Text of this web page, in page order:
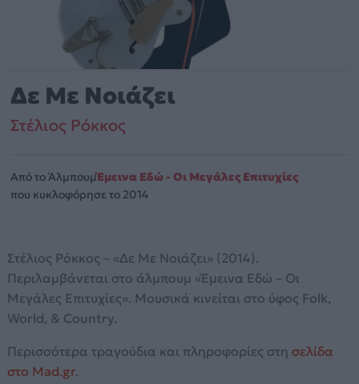
Δε Με Νοιάζει
Στέλιος Ρόκκος
Από το ΆλμπουμΈμεινα Εδώ - Οι Μεγάλες Επιτυχίες
που κυκλοφόρησε το 2014
Στέλιος Ρόκκος – «Δε Με Νοιάζει» (2014).
Περιλαμβάνεται στο άλμπουμ «Έμεινα Εδώ – Οι
Μεγάλες Επιτυχίες». Μουσικά κινείται στο ύφος Folk,
World, & Country.
Περισσότερα τραγούδια και πληροφορίες στη σελίδα
στο Mad.gr.